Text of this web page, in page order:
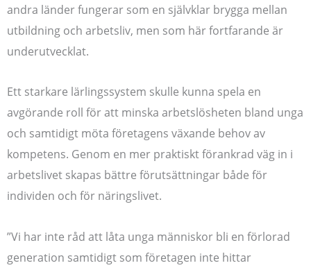
andra länder fungerar som en självklar brygga mellan
utbildning och arbetsliv, men som här fortfarande är
underutvecklat.
Ett starkare lärlingssystem skulle kunna spela en
avgörande roll för att minska arbetslösheten bland unga
och samtidigt möta företagens växande behov av
kompetens. Genom en mer praktiskt förankrad väg in i
arbetslivet skapas bättre förutsättningar både för
individen och för näringslivet.
”Vi har inte råd att låta unga människor bli en förlorad
generation samtidigt som företagen inte hittar